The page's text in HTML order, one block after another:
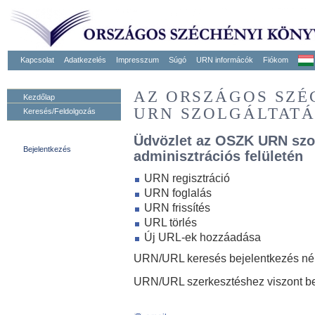
Kapcsolat Adatkezelés Impresszum Súgó URN informácók Fiókom
Kezdőlap
Keresés/Feldolgozás
Bejelentkezés
AZ ORSZÁGOS
URN
Üdvözlet az OSZK URN
adminisztrációs felületén
URN regisztráció
URN foglalás
URN frissítés
URL törlés
Új URL-ek hozzáadása
URN/URL keresés bejelentkezés
URN/URL szerkesztéshez viszont